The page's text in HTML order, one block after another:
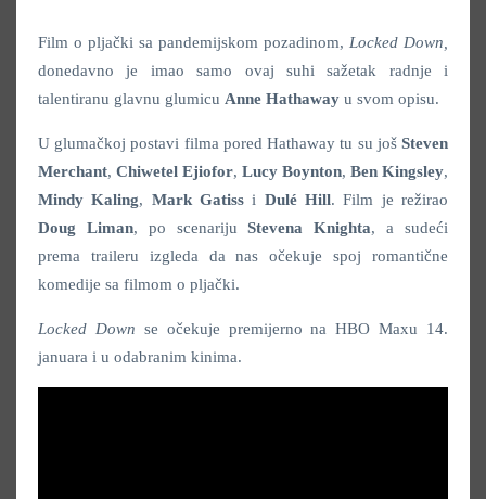
Film o pljački sa pandemijskom pozadinom, Locked Down
donedavno je imao samo ovaj suhi sažetak radnje i
talentiranu glavnu glumicu Anne Hathaway u svom opisu.
U glumačkoj postavi filma pored Hathaway tu su još Steven
Merchant, Chiwetel Ejiofor, Lucy Boynton, Ben Kingsley,
Mindy Kaling, Mark Gatissi Dulé Hill. Film je režirao
Doug
Liman, po scenarijuStevena Knighta, a sudeći
prema traileru izgleda da nas očekuje spoj romantične
komedije sa filmom o pljački.
Locked Down se očekuje premijerno na HBO Maxu 14.
januara i u odabranim kinima.